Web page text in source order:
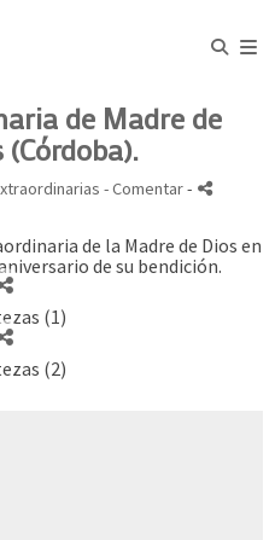
de Madre de
- Comentar-
de la Madre de Dios en
de su bendición.